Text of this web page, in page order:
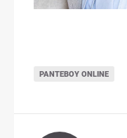
ΡΑΝΤΕΒΟΎ ONLINE